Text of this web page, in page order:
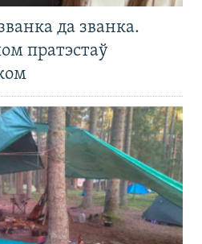
да званка.
пратэстаў